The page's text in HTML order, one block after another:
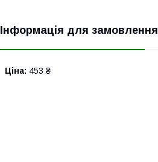
Інформація для замовлення
Ціна: 453 ₴